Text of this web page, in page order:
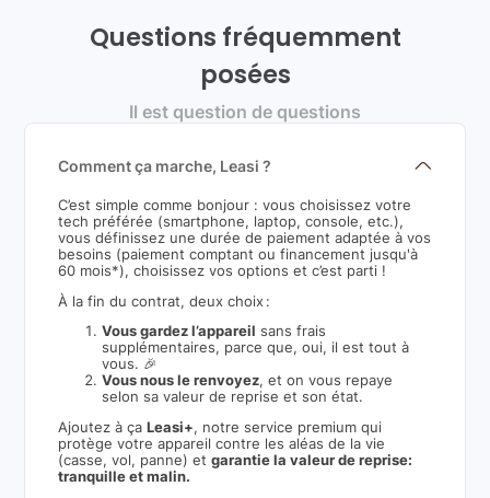
Questions fréquemment
posées
Il est question de questions
Comment ça marche, Leasi ?
C’est simple comme bonjour : vous choisissez votre
tech préférée (smartphone, laptop, console, etc.),
vous définissez une durée de paiement adaptée à vos
besoins (paiement comptant ou financement jusqu'à
60 mois*), choisissez vos options et c’est parti !
À la fin du contrat, deux choix :
Vous gardez l’appareil sans frais
supplémentaires, parce que, oui, il est tout à
vous. 🎉
Vous nous le renvoyez, et on vous repaye
selon sa valeur de reprise et son état.
Ajoutez à ça Leasi+, notre service premium qui
protège votre appareil contre les aléas de la vie
(casse, vol, panne) etgarantie la valeur de reprise:
tranquille et malin.